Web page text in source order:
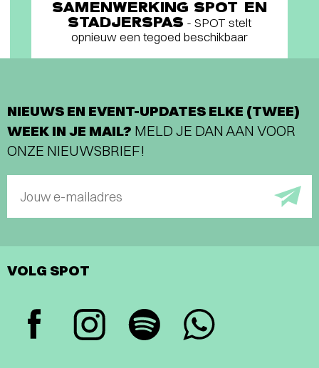
SAMENWERKING SPOT EN
STADJERSPAS - SPOT stelt
opnieuw een tegoed beschikbaar
NIEUWS EN EVENT-UPDATES ELKE (TWEE)
WEEK IN JE MAIL? MELD JE DAN AAN VOOR
ONZE NIEUWSBRIEF!
Jouw e-mailadres
VOLG SPOT